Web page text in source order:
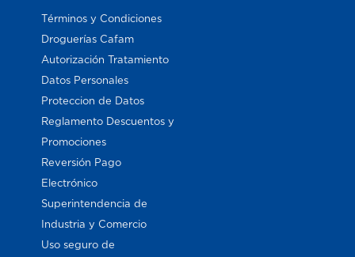
Términos y Condiciones
Droguerías Cafam
Autorización Tratamiento
Datos Personales
Proteccion de Datos
Reglamento Descuentos y
Promociones
Reversión Pago
Electrónico
Superintendencia de
Industria y Comercio
Uso seguro de